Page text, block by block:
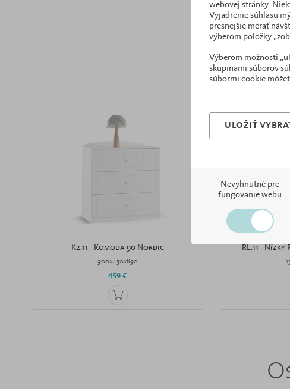
K2.11 - Komoda 90 Nordic
900x450x890
459 €
RL.11 -
webovej stránky.
Vyjadrenie súhlasu
presnejšie merať
výberom položky
Výberom možnosti
skupinami súborov
súbormi cookie
ULOŽIŤ
Nevyhnutné pre
fungovanie webu